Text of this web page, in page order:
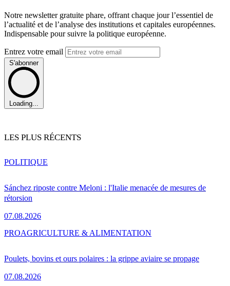
Notre newsletter gratuite phare, offrant chaque jour l’essentiel de
l’actualité et de l’analyse des institutions et capitales européennes.
Indispensable pour suivre la politique européenne.
Entrez votre email
S'abonner
Loading...
LES PLUS RÉCENTS
Sánchez riposte contre Meloni : l'Italie menacée de mesures de
rétorsion
07.08.2026
POLITIQUE
Poulets, bovins et ours polaires : la grippe aviaire se propage
07.08.2026
PROAGRICULTURE & ALIMENTATION